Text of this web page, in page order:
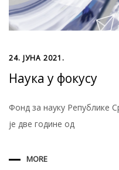
24. ЈУНА 2021.
Наука у фокусу
Фонд за науку Републике
је две године од
MORE